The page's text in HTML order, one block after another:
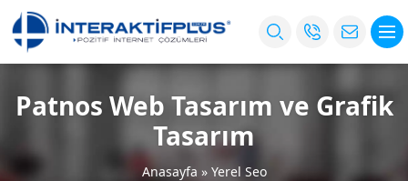
Patnos Web Tasarım ve Grafik
Tasarım
Anasayfa » Yerel Seo